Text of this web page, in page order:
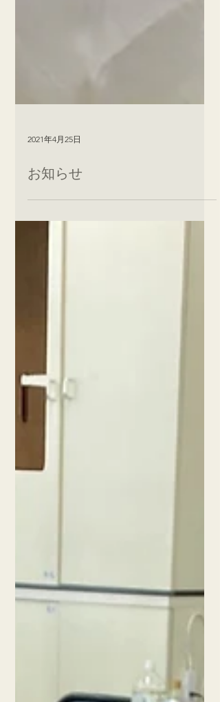
2021年4月25日
お知らせ